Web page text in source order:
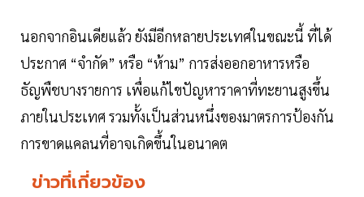
นอกจากอินเดียแล้ว ยังมีอีกหลายประเทศในขณะนี้ ที่ได้
ประกาศ “จำกัด” หรือ “ห้าม” การส่งออกอาหารหรือ
ธัญพืชบางรายการ เพื่อแก้ไขปัญหาราคาที่ทะยานสูงขึ้น
ภายในประเทศ รวมทั้งเป็นส่วนหนึ่งของมาตรการป้องกัน
การขาดแคลนที่อาจเกิดขึ้นในอนาคต
ข่าวที่เกี่ยวข้อง